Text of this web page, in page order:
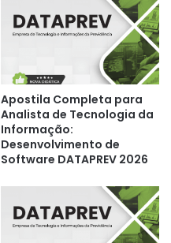
Apostila Completa para
Analista de Tecnologia da
Informação:
Desenvolvimento de
Software DATAPREV 2026